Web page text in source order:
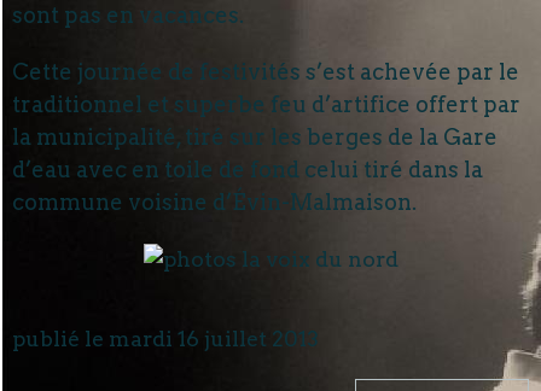
sont pas en vacances.
Cette journée de festivités s’est achevée par le
traditionnel et superbe feu d’artifice offert par
la municipalité, tiré sur les berges de la Gare
d’eau avec en toile de fond celui tiré dans la
commune voisine d’Évin-Malmaison.
publié le mardi 16 juillet 2013